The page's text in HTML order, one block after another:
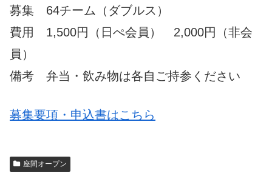
募集 64チーム（ダブルス）
費用 1,500円（日ぺ会員） 2,000円（非会
員）
備考 弁当・飲み物は各自ご持参ください
募集要項・申込書はこちら
座間オープン